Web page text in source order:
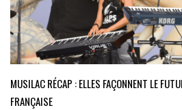
MUSILAC RÉCAP : ELLES FAÇONNENT LE
FRANÇAISE